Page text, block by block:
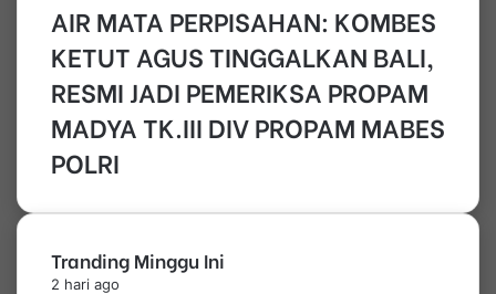
AIR MATA PERPISAHAN: KOMBES
KETUT AGUS TINGGALKAN BALI,
RESMI JADI PEMERIKSA PROPAM
MADYA TK.III DIV PROPAM MABES
POLRI
Tranding Minggu Ini
2 hari ago